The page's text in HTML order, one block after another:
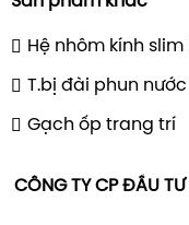
Hệ nhôm kính slim
T.bị đài phun nước
Gạch ốp trang trí
CÔNG TY CP ĐẦU TƯ